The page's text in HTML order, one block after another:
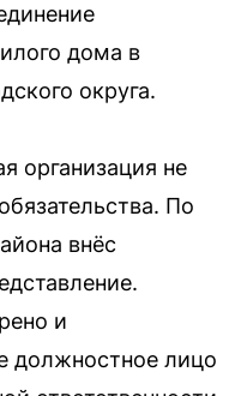
дома в
округа.
организация не
По
внёс
и
должностное лицо